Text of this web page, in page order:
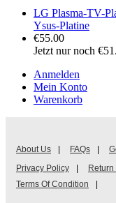
LG Plasma-TV-
Ysus-Platine
€55.00
Jetzt nur noch
Anmelden
Mein Konto
Warenkorb
About Us FAQs
Privacy Policy
Terms Of Condition